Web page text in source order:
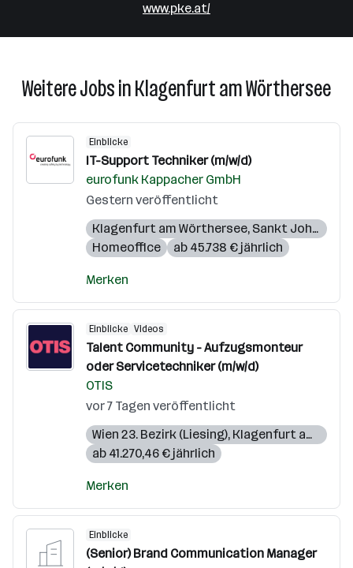
www.pke.at/
Weitere Jobs in Klagenfurt am Wörthersee
Einblicke
IT-Support Techniker (m/w/d)
eurofunk Kappacher GmbH
Gestern veröffentlicht
Klagenfurt am Wörthersee, Sankt Johann im Pongau
Homeoffice
ab 45.738 € jährlich
Merken
Einblicke Videos
Talent Community - Aufzugsmonteur
oder Servicetechniker (m/w/d)
OTIS
vor 7 Tagen veröffentlicht
Wien 23. Bezirk (Liesing), Klagenfurt am Wörthersee
ab 41.270,46 € jährlich
Merken
Einblicke
(Senior) Brand Communication Manager